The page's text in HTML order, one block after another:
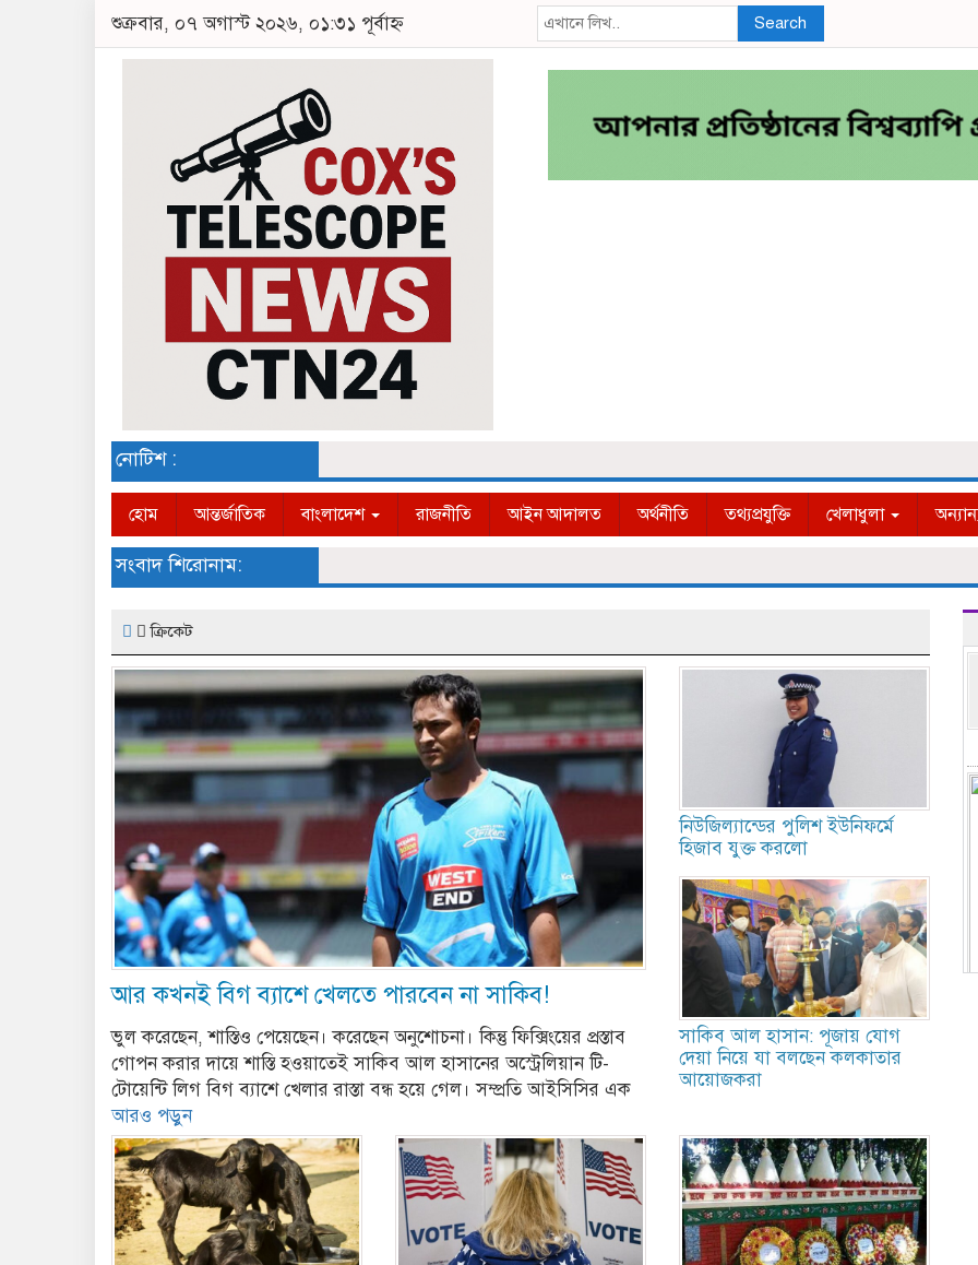
শুক্রবার, ০৭ অগাস্ট ২০২৬, ০১:৩১ পূর্বাহ্ন Search
নোটিশ :
হোম আন্তর্জাতিক বাংলাদেশ রাজনীতি আইন আদালত অর্থনীতি তথ্যপ্রযুক্তি খেলাধুলা
সংবাদ শিরোনাম:
ক্রিকেট
আর কখনই বিগ ব্যাশে খেলতে পারবেন না সাকিব!
ভুল করেছেন, শাস্তিও পেয়েছেন। করেছেন অনুশোচনা। কিন্তু ফিক্সিংয়ের প্রস্তাব
গোপন করার দায়ে শাস্তি হওয়াতেই সাকিব আল হাসানের অস্ট্রেলিয়ান টি-
টোয়েন্টি লিগ বিগ ব্যাশে খেলার রাস্তা বন্ধ হয়ে গেল। সম্প্রতি আইসিসির এক
আরও পড়ুন
নিউজিল্যান্ডের পুলিশ ইউনিফর্মে
হিজাব যুক্ত করলো
সাকিব আল হাসান: পূজায় যোগ
দেয়া নিয়ে যা বলছেন কলকাতার
আয়োজকরা